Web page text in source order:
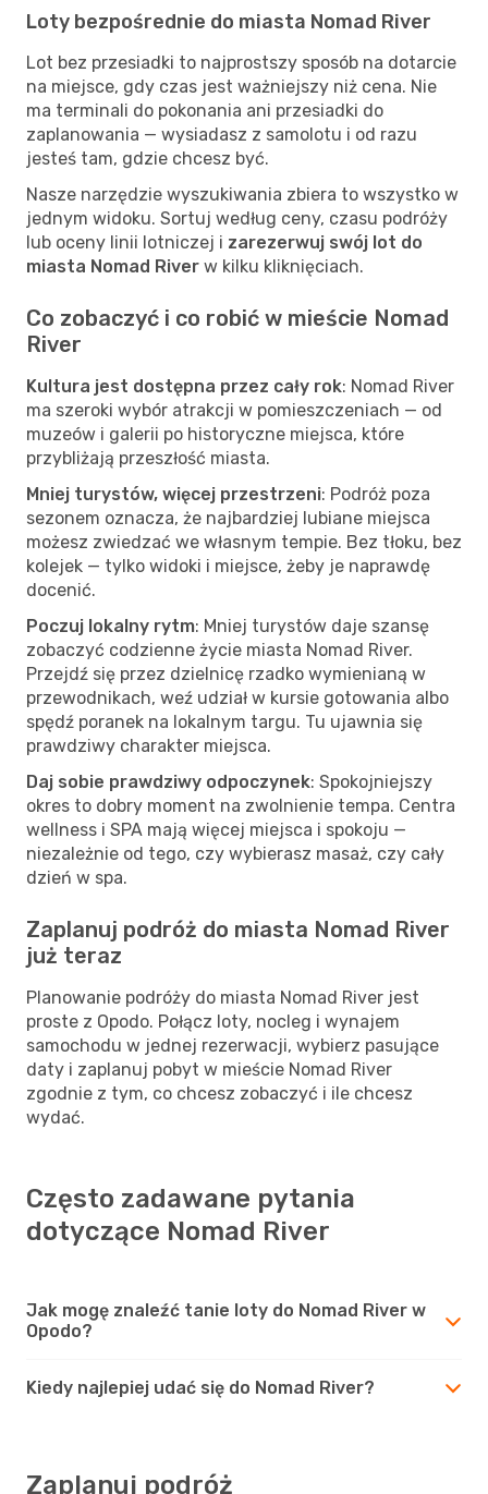
Loty bezpośrednie do miasta Nomad River
Lot bez przesiadki to najprostszy sposób na dotarcie
na miejsce, gdy czas jest ważniejszy niż cena. Nie
ma terminali do pokonania ani przesiadki do
zaplanowania — wysiadasz z samolotu i od razu
jesteś tam, gdzie chcesz być.
Nasze narzędzie wyszukiwania zbiera to wszystko w
jednym widoku. Sortuj według ceny, czasu podróży
lub oceny linii lotniczej i zarezerwuj swój lot do
miasta Nomad River w kilku kliknięciach.
Co zobaczyć i co robić w mieście Nomad
River
Kultura jest dostępna przez cały rok: Nomad River
ma szeroki wybór atrakcji w pomieszczeniach — od
muzeów i galerii po historyczne miejsca, które
przybliżają przeszłość miasta.
Mniej turystów, więcej przestrzeni: Podróż poza
sezonem oznacza, że najbardziej lubiane miejsca
możesz zwiedzać we własnym tempie. Bez tłoku, bez
kolejek — tylko widoki i miejsce, żeby je naprawdę
docenić.
Poczuj lokalny rytm: Mniej turystów daje szansę
zobaczyć codzienne życie miasta Nomad River.
Przejdź się przez dzielnicę rzadko wymienianą w
przewodnikach, weź udział w kursie gotowania albo
spędź poranek na lokalnym targu. Tu ujawnia się
prawdziwy charakter miejsca.
Daj sobie prawdziwy odpoczynek: Spokojniejszy
okres to dobry moment na zwolnienie tempa. Centra
wellness i SPA mają więcej miejsca i spokoju —
niezależnie od tego, czy wybierasz masaż, czy cały
dzień w spa.
Zaplanuj podróż do miasta Nomad River
już teraz
Planowanie podróży do miasta Nomad River jest
proste z Opodo. Połącz loty, nocleg i wynajem
samochodu w jednej rezerwacji, wybierz pasujące
daty i zaplanuj pobyt w mieście Nomad River
zgodnie z tym, co chcesz zobaczyć i ile chcesz
wydać.
Często zadawane pytania
dotyczące Nomad River
Jak mogę znaleźć tanie loty do Nomad River w
Opodo?
Kiedy najlepiej udać się do Nomad River?
Zaplanuj podróż